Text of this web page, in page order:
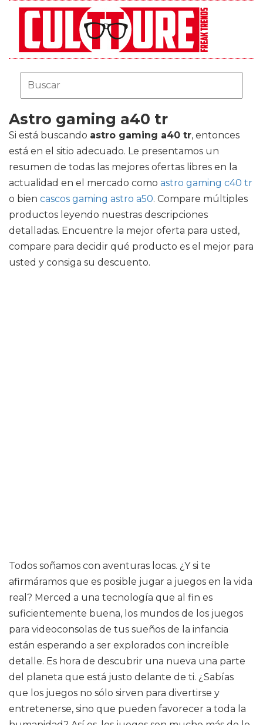
Astro gaming a40 tr
Si está buscando astro gaming a40 tr, entonces
está en el sitio adecuado. Le presentamos un
resumen de todas las mejores ofertas libres en la
actualidad en el mercado como astro gaming c40 tr
o bien cascos gaming astro a50. Compare múltiples
productos leyendo nuestras descripciones
detalladas. Encuentre la mejor oferta para usted,
compare para decidir qué producto es el mejor para
usted y consiga su descuento.
Todos soñamos con aventuras locas. ¿Y si te
afirmáramos que es posible jugar a juegos en la vida
real? Merced a una tecnología que al fin es
suficientemente buena, los mundos de los juegos
para videoconsolas de tus sueños de la infancia
están esperando a ser explorados con increíble
detalle. Es hora de descubrir una nueva una parte
del planeta que está justo delante de ti. ¿Sabías
que los juegos no sólo sirven para divertirse y
entretenerse, sino que pueden favorecer a toda la